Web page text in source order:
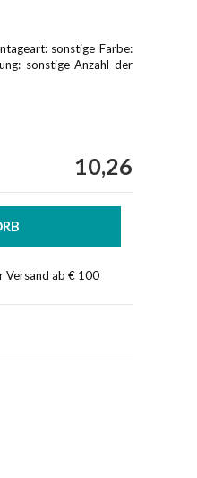
sonstige Farbe:
sonstige Anzahl der
10,26
Versand ab € 100